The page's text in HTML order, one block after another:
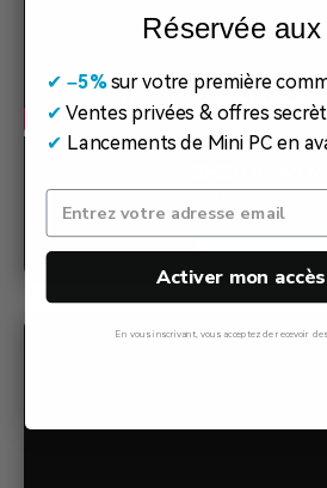
Voir les détails
Réservée
✔ ​–5%sur votre première
✔ Ventes privées & offres
✔ Lancements de Mini PC en
Activer mon
En vous inscrivant, vous acceptez de recevoir